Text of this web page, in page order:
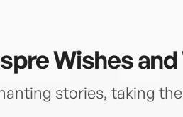
Wishes
stories, taking